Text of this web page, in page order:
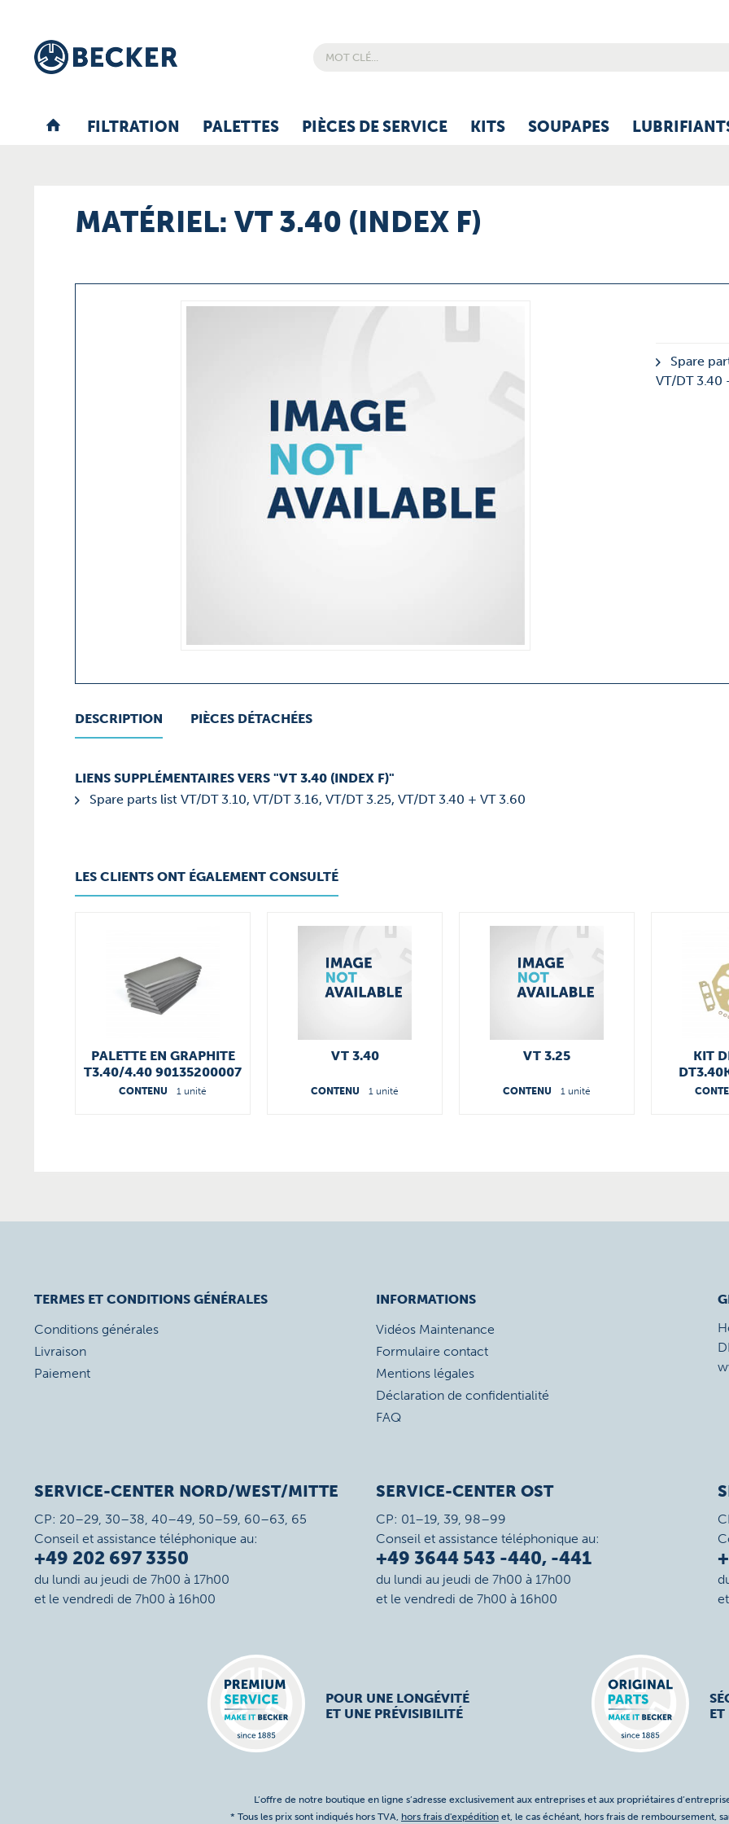
FILTRATION PALETTES PIÈCES DE SERVICE KITS SOUPAPES
MATÉRIEL: VT 3.40 (INDEX F)
Spare
VT/DT 3.40
DESCRIPTION PIÈCES DÉTACHÉES
LIENS SUPPLÉMENTAIRES VERS "VT 3.40 (INDEX F)"
Spare parts list VT/DT 3.10, VT/DT 3.16, VT/DT 3.25, VT/DT 3.40 + VT 3.60
LES CLIENTS ONT ÉGALEMENT CONSULTÉ
PALETTE EN GRAPHITE
T3.40/4.40 90135200007
CONTENU 1 unité
VT 3.40
CONTENU 1 unité
VT 3.25
CONTENU 1 unité
KIT
TERMES ET CONDITIONS GÉNÉRALES
Conditions générales
Livraison
Paiement
INFORMATIONS
Vidéos Maintenance
Formulaire contact
Mentions légales
Déclaration de confidentialité
FAQ
SERVICE-CENTER NORD/WEST/MITTE
CP: 20–29, 30–38, 40–49, 50–59, 60–63, 65
Conseil et assistance téléphonique au:
+49 202 697 3350
du lundi au jeudi de 7h00 à 17h00
et le vendredi de 7h00 à 16h00
SERVICE-CENTER OST
CP: 01–19, 39, 98–99
Conseil et assistance téléphonique au:
+49 3644 543 -440, -441
du lundi au jeudi de 7h00 à 17h00
et le vendredi de 7h00 à 16h00
POUR UNE LONGÉVITÉ
ET UNE PRÉVISIBILITÉ
ET
L’offre de notre boutique en ligne s’adresse exclusivement aux entreprises et aux propriétaires
* Tous les prix sont indiqués hors TVA, hors frais d'expédition et, le cas échéant, hors frais de remboursement,